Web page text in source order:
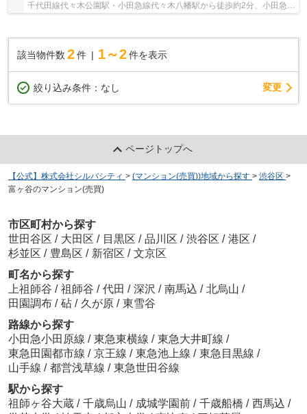
千代田線代々木公園駅・小田急線代々木八幡駅から徒歩約2分、小田急線
該当物件数 2件 1～2 件を表示
絞り込み条件： なし 変更
ページトップへ
【公式】株式会社シルバシティ > (マンション(売買))地域から探す > 渋谷区 >
富ヶ谷のマンション(売買)
市区町村から探す
世田谷区 / 大田区 / 目黒区 / 品川区 / 渋谷区 / 港区 /
杉並区 / 豊島区 / 新宿区 / 文京区
町名から探す
上祖師谷 / 祖師谷 / 代田 / 深沢 / 南馬込 / 北烏山 /
田園調布 / 砧 / 久が原 / 東雪谷
路線から探す
小田急小田原線 / 東急東横線 / 東急大井町線 /
東急田園都市線 / 京王線 / 東急池上線 / 東急目黒線 /
山手線 / 都営浅草線 / 東急世田谷線
駅から探す
祖師ヶ谷大蔵 / 千歳烏山 / 成城学園前 / 千歳船橋 / 西馬込 /